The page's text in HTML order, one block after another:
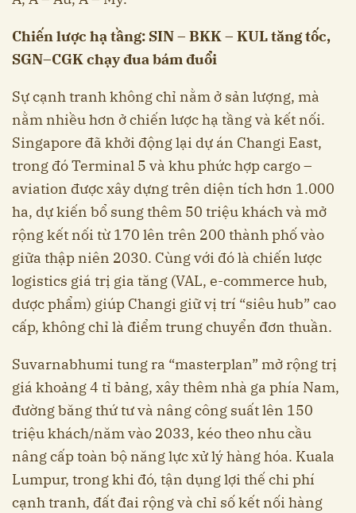
Chiến lược hạ tầng: SIN – BKK – KUL tăng tốc,
SGN–CGK chạy đua bám đuổi
Sự cạnh tranh không chỉ nằm ở sản lượng, mà
nằm nhiều hơn ở chiến lược hạ tầng và kết nối.
Singapore đã khởi động lại dự án Changi East,
trong đó Terminal 5 và khu phức hợp cargo –
aviation được xây dựng trên diện tích hơn 1.000
ha, dự kiến bổ sung thêm 50 triệu khách và mở
rộng kết nối từ 170 lên trên 200 thành phố vào
giữa thập niên 2030. Cùng với đó là chiến lược
logistics giá trị gia tăng (VAL, e-commerce hub,
dược phẩm) giúp Changi giữ vị trí “siêu hub” cao
cấp, không chỉ là điểm trung chuyển đơn thuần.
Suvarnabhumi tung ra “masterplan” mở rộng trị
giá khoảng 4 tỉ bảng, xây thêm nhà ga phía Nam,
đường băng thứ tư và nâng công suất lên 150
triệu khách/năm vào 2033, kéo theo nhu cầu
nâng cấp toàn bộ năng lực xử lý hàng hóa. Kuala
Lumpur, trong khi đó, tận dụng lợi thế chi phí
cạnh tranh, đất đai rộng và chỉ số kết nối hàng